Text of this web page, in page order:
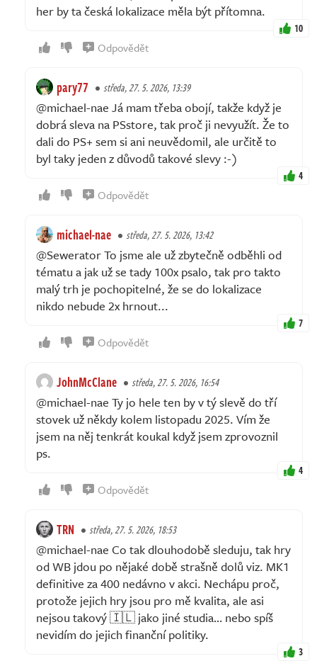
her by ta česká lokalizace měla být přítomna.
10
Odpovědět
pary77 středa, 27. 5. 2026, 13:39
@michael-nae Já mam třeba obojí, takže když je
dobrá sleva na PSstore, tak proč ji nevyužít. Že to
dali do PS+ sem si ani neuvědomil, ale určitě to
byl taky jeden z důvodů takové slevy :-)
4
Odpovědět
michael-nae středa, 27. 5. 2026, 13:42
@Sewerator To jsme ale už zbytečně odběhli od
tématu a jak už se tady 100x psalo, tak pro takto
malý trh je pochopitelné, že se do lokalizace
nikdo nebude 2x hrnout...
7
Odpovědět
JohnMcClane středa, 27. 5. 2026, 16:54
@michael-nae Ty jo hele ten by v tý slevě do tří
stovek už někdy kolem listopadu 2025. Vím že
jsem na něj tenkrát koukal když jsem zprovoznil
ps.
4
Odpovědět
TRN středa, 27. 5. 2026, 18:53
@michael-nae Co tak dlouhodobě sleduju, tak hry
od WB jdou po nějaké době strašně dolů viz. MK1
definitive za 400 nedávno v akci. Nechápu proč,
protože jejich hry jsou pro mě kvalita, ale asi
nejsou takový 🇮🇱 jako jiné studia… nebo spíš
nevidím do jejich finanční politiky.
3